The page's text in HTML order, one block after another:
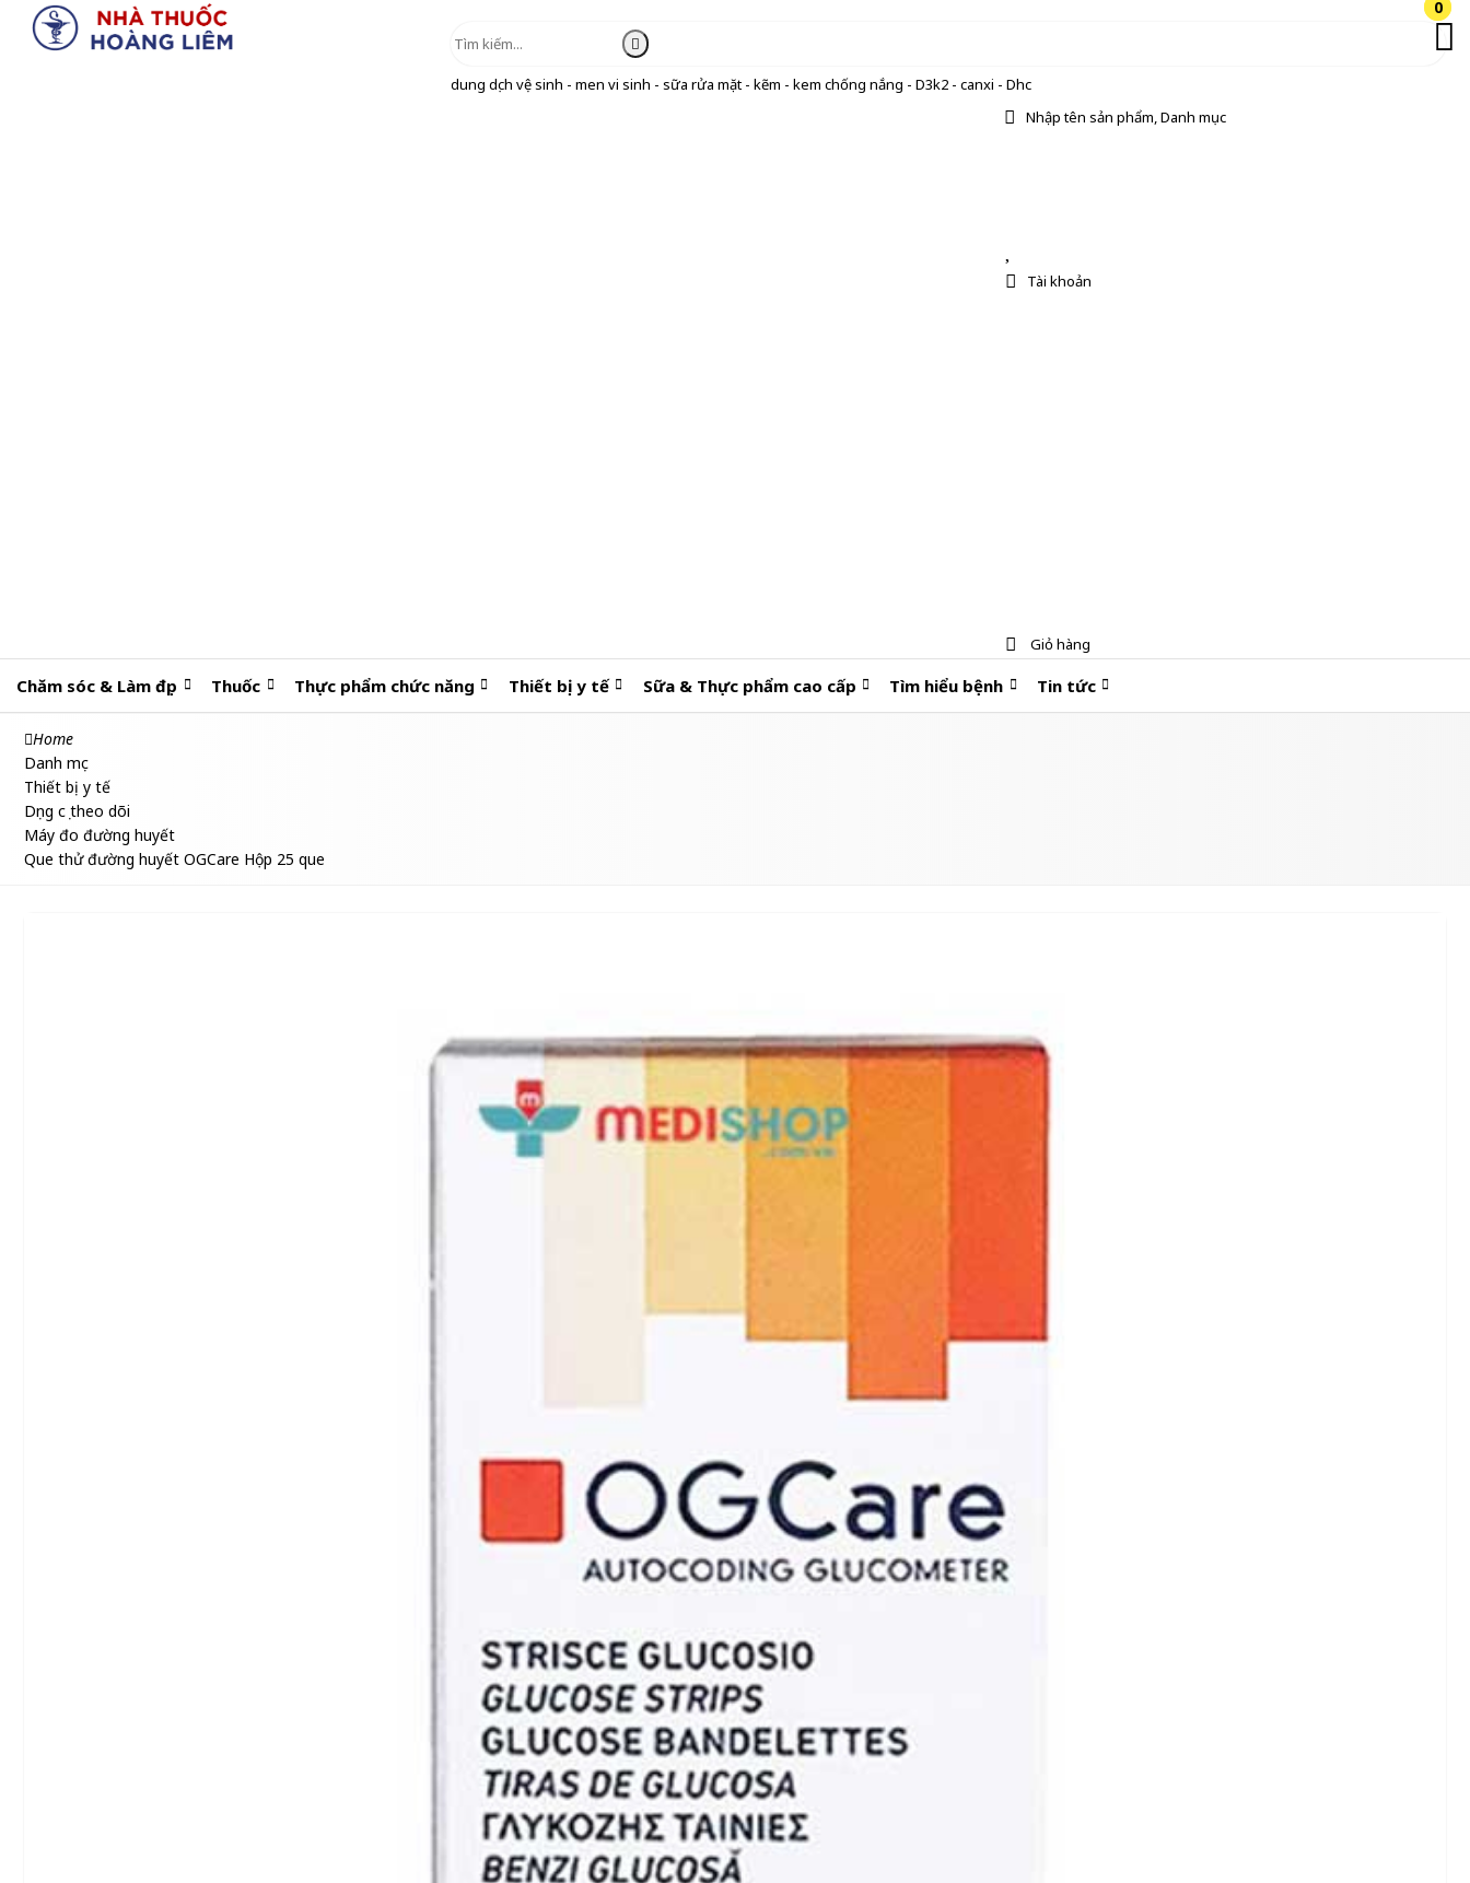
dung dịch vệ sinh - men vi sinh - sữa rửa mặt - kẽm - kem chống nắng - D3k2 - canxi - Dhc
Nhập tên sản phẩm, Danh mục
0
Tài khoản
0
Giỏ hàng
Chăm sóc & Làm đẹp Thuốc Thực phẩm chức năng Thiết bị y tế Sữa & Thực phẩm cao cấp Tìm hiểu bệnh Tin tức
Home
Danh mục
Thiết bị y tế
Dụng cụ theo dõi
Máy đo đường huyết
Que thử đường huyết OGCare Hộp 25 que